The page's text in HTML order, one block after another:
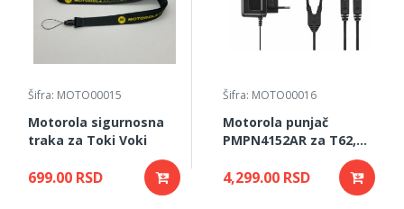
Šifra: MOTO00015
Motorola sigurnosna
traka za Toki Voki
699.00 RSD
Šifra: MOTO00016
Motorola punjač
PMPN4152AR za T62,
4,299.00 RSD